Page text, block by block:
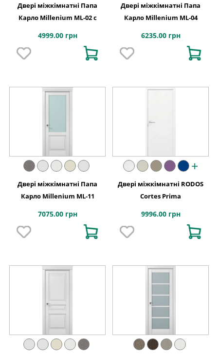
Двері міжкімнатні Папа
Карло Millenium ML-02 с
4999.00 грн
Двері міжкімнатні Папа
Карло Millenium ML-04
6235.00 грн
Двері міжкімнатні Папа
Карло Millenium ML-11
7075.00 грн
+
Двері міжкімнатні RODOS
Cortes Prima
9996.00 грн